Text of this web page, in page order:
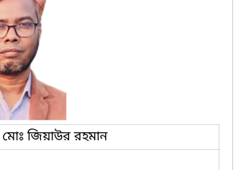
মোঃ জিয়াউর রহমান